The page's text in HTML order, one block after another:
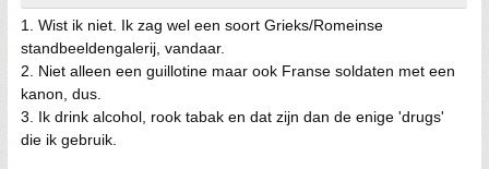
1. Wist ik niet. Ik zag wel een soort Grieks/Romeinse
standbeeldengalerij, vandaar.
2. Niet alleen een guillotine maar ook Franse soldaten met een
kanon, dus.
3. Ik drink alcohol, rook tabak en dat zijn dan de enige 'drugs'
die ik gebruik.